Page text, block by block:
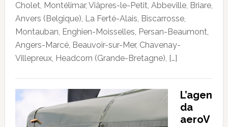
Cholet, Montélimar, Viâpres-le-Petit, Abbeville, Briare,
Anvers (Belgique), La Ferté-Alais, Biscarrosse,
Montauban, Enghien-Moisselles, Persan-Beaumont,
Angers-Marcé, Beauvoir-sur-Mer, Chavenay-
Villepreux, Headcorn (Grande-Bretagne), […]
L’agen
da
aeroV